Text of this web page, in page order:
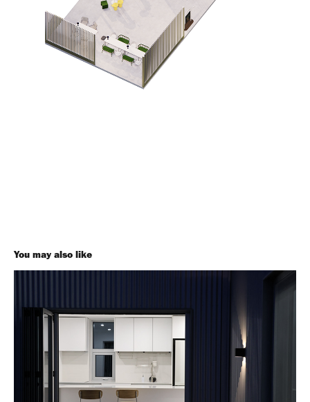
You may also like